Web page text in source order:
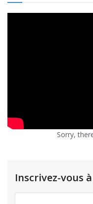
Sorry,
Inscrivez-vous